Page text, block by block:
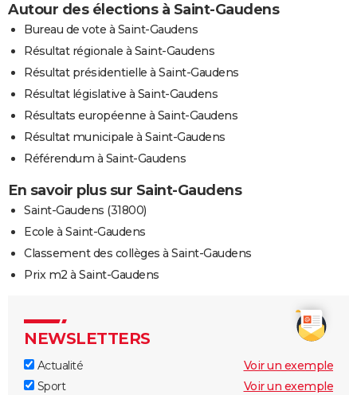
Autour des élections à Saint-Gaudens
Bureau de vote à Saint-Gaudens
Résultat régionale à Saint-Gaudens
Résultat présidentielle à Saint-Gaudens
Résultat législative à Saint-Gaudens
Résultats européenne à Saint-Gaudens
Résultat municipale à Saint-Gaudens
Référendum à Saint-Gaudens
En savoir plus sur Saint-Gaudens
Saint-Gaudens (31800)
Ecole à Saint-Gaudens
Classement des collèges à Saint-Gaudens
Prix m2 à Saint-Gaudens
NEWSLETTERS
Actualité
Voir un exemple
Sport
Voir un exemple